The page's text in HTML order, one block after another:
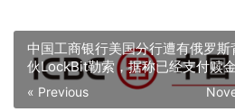
中国工商银行美国分行遭有俄罗
伙LockBit勒索，据称已经支付赎金
« Previous